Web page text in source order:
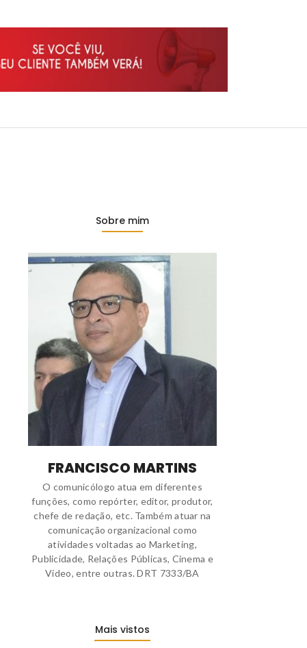
Sobre mim
FRANCISCO MARTINS
O comunicólogo atua em diferentes
funções, como repórter, editor, produtor,
chefe de redação, etc. Também atuar na
comunicação organizacional como
atividades voltadas ao Marketing,
Publicidade, Relações Públicas, Cinema e
Vídeo, entre outras. DRT 7333/BA
Mais vistos